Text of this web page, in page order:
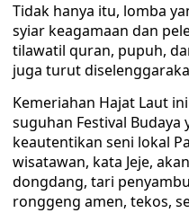
Tidak hanya itu, lomba
syiar keagamaan dan
tilawatil quran, pupuh,
juga turut
​Kemeriahan Hajat Laut
suguhan Festival
keautentikan seni lokal
wisatawan, kata Jeje,
dongdang, tari
ronggeng amen, tekos,